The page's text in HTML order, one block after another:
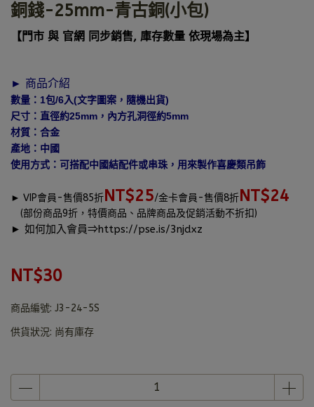
銅錢-25mm-青古銅(小包)
【門市 與 官網 同步銷售, 庫存數量 依現場為主】
► 商品介紹
數量：1包/6入(文字圖案，隨機出貨)
尺寸：直徑約25mm，內方孔洞徑約5mm
材質：合金
產地：中國
使用方式：可搭配中國結配件或串珠，用來製作喜慶類吊飾
► VIP會員-售價85折 NT$25/金卡會員-售價8折 NT$24
(部份商品9折，特價商品、品牌商品及促銷活動不折扣)
► 如何加入會員⇒https://pse.is/3njdxz
NT$30
商品編號: J3-24-5S
供貨狀況: 尚有庫存